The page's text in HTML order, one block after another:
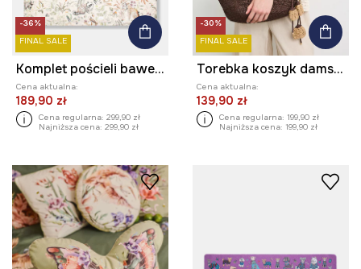
-36%
FINAL SALE
Komplet pościeli bawełnianej wzorzystej 200 x 200 cm
Cena aktualna:
189,90 zł
Cena regularna: 299,90 zł
Najniższa cena: 299,90 zł
-30%
FINAL SALE
Torebka koszyk damska pleciona
Cena aktualna:
139,90 zł
Cena regularna: 199,90 zł
Najniższa cena: 199,90 zł